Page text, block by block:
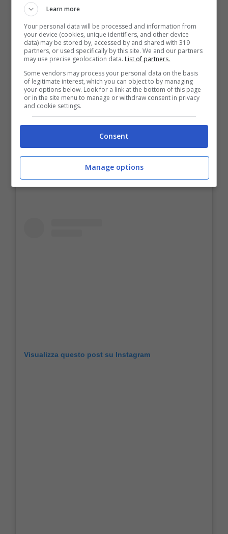
apprezzamenti anche più spinti,
decisamente classici al cospetto di
ragazze bellissime.
Diletta Leotta, nonostante il lockdown e
l’assenza di calcio, ha però allietato i suoi
fan con foto e video più o meno
Instagram. Un modo per restare in contatto
con i follower che l’amano.
Visualizza questo post su Instagram
Learn more
Your personal data will be processed and information from
your device (cookies, unique identifiers, and other device
data) may be stored by, accessed by and shared with 319
partners, or used specifically by this site. We and our partners
may use precise geolocation data. List of partners.
Some vendors may process your personal data on the basis
of legitimate interest, which you can object to by managing
your options below. Look for a link at the bottom of this page
or in the site menu to manage or withdraw consent in privacy
and cookie settings.
Consent
Manage options